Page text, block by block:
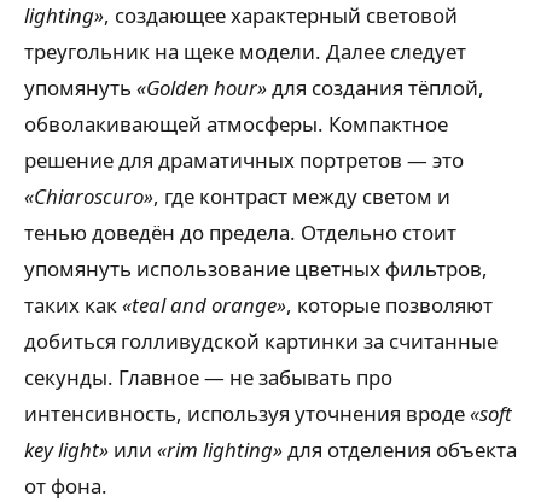
lighting», создающее характерный световой
треугольник на щеке модели. Далее следует
упомянуть «Golden hour»для создания тёплой,
обволакивающей атмосферы. Компактное
решение для драматичных портретов — это
«Chiaroscuro», где контраст между светом и
тенью доведён до предела. Отдельно стоит
упомянуть использование цветных фильтров,
таких как«teal and orange», которые позволяют
добиться голливудской картинки за считанные
секунды. Главное — не забывать про
интенсивность, используя уточнения вроде«soft
key light» или «rim lighting»для отделения объекта
от фона.